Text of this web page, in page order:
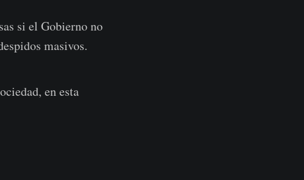
si el Gobierno no
masivos.
en esta